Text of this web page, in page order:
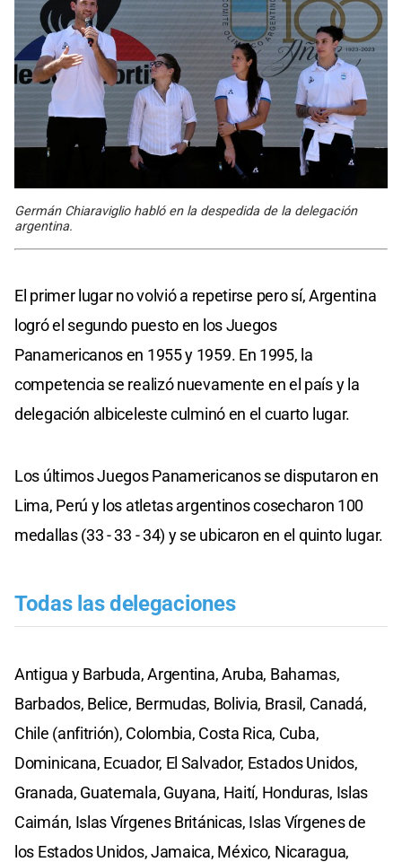
Germán Chiaraviglio habló en la despedida de la delegación
argentina.
El primer lugar no volvió a repetirse pero sí, Argentina
logró el segundo puesto en los Juegos
Panamericanos en 1955 y 1959. En 1995, la
competencia se realizó nuevamente en el país y la
delegación albiceleste culminó en el cuarto lugar.
Los últimos Juegos Panamericanos se disputaron en
Lima, Perú y los atletas argentinos cosecharon 100
medallas (33 - 33 - 34) y se ubicaron en el quinto lugar.
Todas las delegaciones
Antigua y Barbuda, Argentina, Aruba, Bahamas,
Barbados, Belice, Bermudas, Bolivia, Brasil, Canadá,
Chile (anfitrión), Colombia, Costa Rica, Cuba,
Dominicana, Ecuador, El Salvador, Estados Unidos,
Granada, Guatemala, Guyana, Haití, Honduras, Islas
Caimán, Islas Vírgenes Británicas, Islas Vírgenes de
los Estados Unidos, Jamaica, México, Nicaragua,